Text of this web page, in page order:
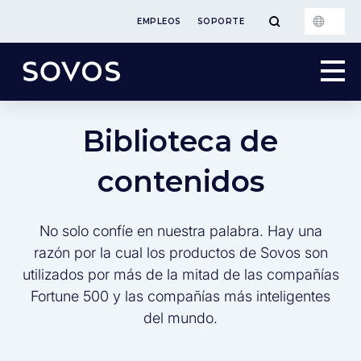
EMPLEOS SOPORTE
Biblioteca de
contenidos
No solo confíe en nuestra palabra. Hay una
razón por la cual los productos de Sovos son
utilizados por más de la mitad de las compañías
Fortune 500 y las compañías más inteligentes
del mundo.